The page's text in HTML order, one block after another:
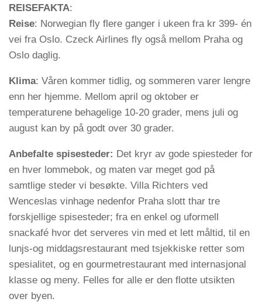
REISEFAKTA:
Reise: Norwegian fly flere ganger i ukeen fra kr 399- én
vei fra Oslo. Czeck Airlines fly også mellom Praha og
Oslo daglig.
Klima: Våren kommer tidlig, og sommeren varer lengre
enn her hjemme. Mellom april og oktober er
temperaturene behagelige 10-20 grader, mens juli og
august kan by på godt over 30 grader.
Anbefalte spisesteder: Det kryr av gode spiesteder for
en hver lommebok, og maten var meget god på
samtlige steder vi besøkte. Villa Richters ved
Wenceslas vinhage nedenfor Praha slott thar tre
forskjellige spisesteder; fra en enkel og uformell
snackafé hvor det serveres vin med et lett måltid, til en
lunjs-og middagsrestaurant med tsjekkiske retter som
spesialitet, og en gourmetrestaurant med internasjonal
klasse og meny. Felles for alle er den flotte utsikten
over byen.